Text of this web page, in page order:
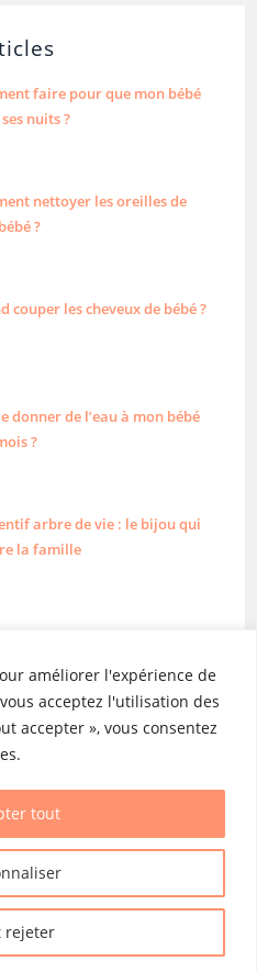
améliorer l'expérience de
acceptez l'utilisation des
accepter », vous consentez
rejeter
tout
faire pour que mon bébé
nuits ?
nettoyer les oreilles de
?
couper les cheveux de bébé ?
donner de l’eau à mon bébé
?
arbre de vie : le bijou qui
la famille
Catégories
Bébé
Enfant
Mamans